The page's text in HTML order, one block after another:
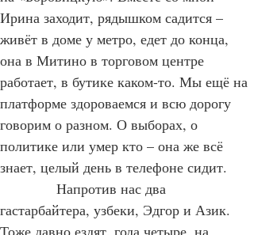
на «Боровицкую». Вместе со мной
Ирина заходит, рядышком садится –
живёт в доме у метро, едет до конца,
она в Митино в торговом центре
работает, в бутике каком-то. Мы ещё на
платформе здороваемся и всю дорогу
говорим о разном. О выборах, о
политике или умер кто – она же всё
знает, целый день в телефоне сидит.
Напротив нас два
гастарбайтера, узбеки, Эдгор и Азик.